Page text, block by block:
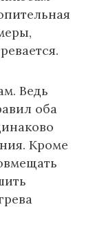
Ведь
оба
Кроме